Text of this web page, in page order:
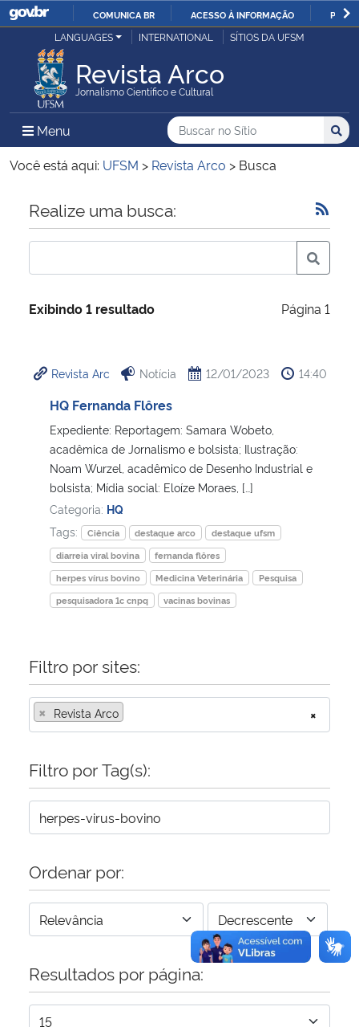
IR
O
COMUNICA BR ACESSO À INFORMAÇÃO
Ministério da Justiça e Segurança Pública
Ministério da Defesa
Ministério das Relações Exteriores
Ministério da Economia
Ministério da Infraestrutura
Ministério da Cidadania
Ministério de Minas e Energia
Ministério do Meio Ambiente
Ministério do Turismo
Controladoria-Geral da União
Ministério da Mulher, da Família e dos Direitos Humanos
Secretaria de Governo
Advocacia-Geral da União
Banco Central do Brasil
Planalto
LANGUAGES INTERNATIONAL SÍTIOS DA UFSM
Revista Arco
Jornalismo Científico e Cultural
Menu Menu Principal do Sítio
Busca
Buscar no no Sítio
Busca:
Você está aqui: UFSM > Revista Arco > Busca
Início do conteúdo
Realize uma busca:
Exibindo 1 resultado Página 1
Revista Arc Notícia 12/01/2023 14:40
HQ Fernanda Flôres
Expediente: Reportagem: Samara Wobeto,
acadêmica de Jornalismo e bolsista; Ilustração:
Noam Wurzel, acadêmico de Desenho Industrial e
bolsista; Mídia social: Eloíze Moraes, […]
Categoria: HQ
Tags:
Ciência destaque arco
destaque ufsm
diarreia viral bovina
fernanda flôres
herpes vírus bovino
Medicina Veterinária
Pesquisa
pesquisadora 1c cnpq
vacinas bovinas
Filtro por sites:
×
× Revista Arco
Filtro por Tag(s):
Ordenar por:
Resultados por página: